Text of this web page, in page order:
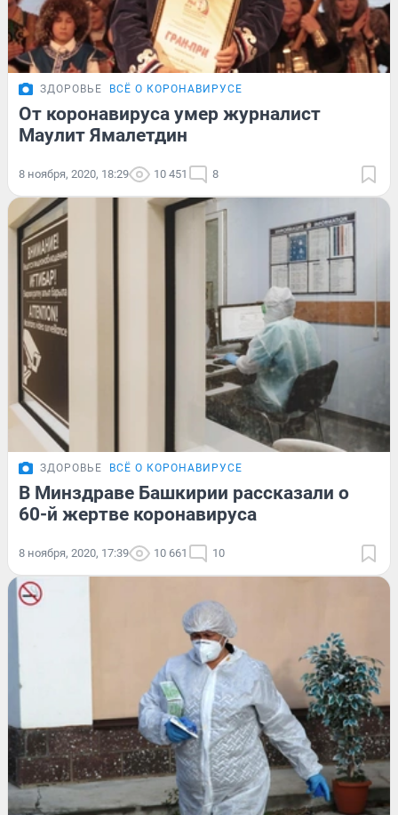
ЗДОРОВЬЕ ВСЁ О КОРОНАВИРУСЕ
От коронавируса умер журналист
Маулит Ямалетдин
8 ноября, 2020, 18:29 10 451 8
ЗДОРОВЬЕ ВСЁ О КОРОНАВИРУСЕ
В Минздраве Башкирии рассказали о
60-й жертве коронавируса
8 ноября, 2020, 17:39 10 661 10